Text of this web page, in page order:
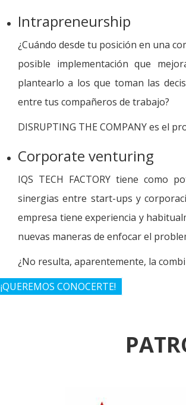
Intrapreneurship
¿Cuándo desde tu posición en una
posible implementación que
plantearlo a los que toman las
entre tus compañeros de trabajo?
DISRUPTING THE COMPANY es el
Corporate venturing
IQS TECH FACTORY tiene como
sinergias entre start-ups y
empresa tiene experiencia y
nuevas maneras de enfocar el
¿No resulta, aparentemente, la
¡QUEREMOS CONOCERTE!